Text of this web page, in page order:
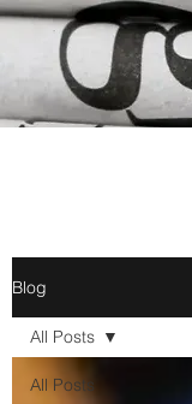
Blog
All Posts
All Posts